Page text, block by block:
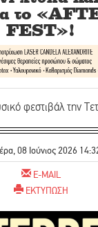
το
FEST»!
φεστιβάλ την
08 Ιούνιος 2026
E-MAIL
ΕΚΤΥΠΩΣΗ